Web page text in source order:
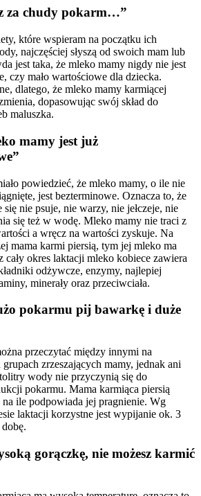
za chudy pokarm…”
które wspieram na początku ich
najczęściej słyszą od swoich mam lub
jest taka, że mleko mamy nigdy nie jest
czy mało wartościowe dla dziecka.
dlatego, że mleko mamy karmiącej
dopasowując swój skład do
maluszka.
mamy jest już
powiedzieć, że mleko mamy, o ile nie
jest bezterminowe. Oznacza to, że
się nie psuje, nie warzy, nie jełczeje, nie
się też w wodę. Mleko mamy nie traci z
a wręcz na wartości zyskuje. Na
mama karmi piersią, tym jej mleko ma
cały okres laktacji mleko kobiece zawiera
odżywcze, enzymy, najlepiej
minerały oraz przeciwciała.
pokarmu pij bawarkę i duże
przeczytać między innymi na
zrzeszających mamy, jednak ani
wody nie przyczynią się do
pokarmu. Mama karmiąca piersią
ile podpowiada jej pragnienie. Wg
laktacji korzystne jest wypijanie ok. 3
gorączkę, nie możesz karmić